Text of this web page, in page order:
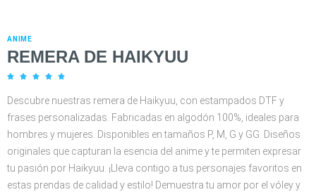
ANIME
REMERA DE HAIKYUU
    
Descubre nuestras remera de Haikyuu, con estampados DTF y
frases personalizadas. Fabricadas en algodón 100%, ideales para
hombres y mujeres. Disponibles en tamaños P, M, G y GG. Diseños
originales que capturan la esencia del anime y te permiten expresar
tu pasión por Haikyuu. ¡Lleva contigo a tus personajes favoritos en
estas prendas de calidad y estilo! Demuestra tu amor por el vóley y